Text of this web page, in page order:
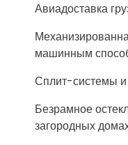
Авиадоставка
машинным
Сплит-системы
Безрамное
загородных